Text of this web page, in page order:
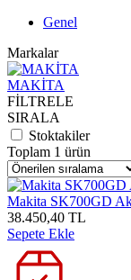
Genel
Markalar
MAKİTA
FİLTRELE
SIRALA
Stoktakiler
Toplam 1 ürün
Makita SK700GD
38.450,40 TL
Sepete Ekle